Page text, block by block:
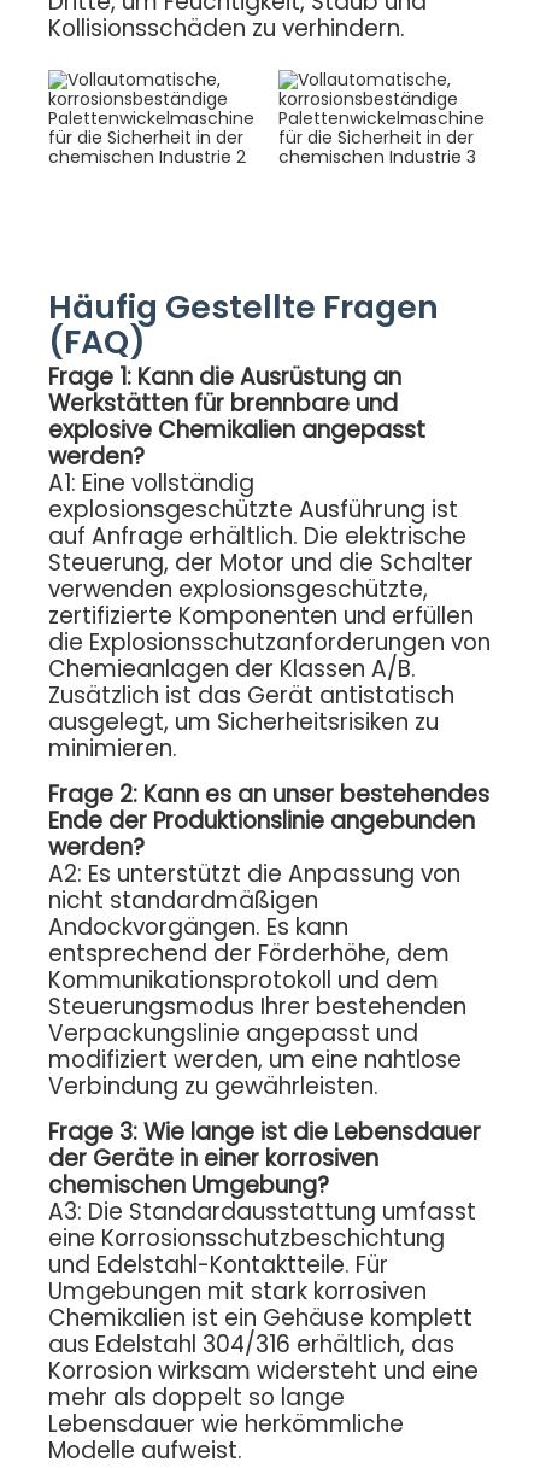
Kollisionsschäden zu verhindern.
Häufig Gestellte Fragen
(FAQ)
Frage 1: Kann die Ausrüstung an
Werkstätten für brennbare und
explosive Chemikalien angepasst
werden?
A1: Eine vollständig
explosionsgeschützte Ausführung ist
auf Anfrage erhältlich. Die elektrische
Steuerung, der Motor und die Schalter
verwenden explosionsgeschützte,
zertifizierte Komponenten und erfüllen
die Explosionsschutzanforderungen von
Chemieanlagen der Klassen A/B.
Zusätzlich ist das Gerät antistatisch
ausgelegt, um Sicherheitsrisiken zu
minimieren.
Frage 2: Kann es an unser bestehendes
Ende der Produktionslinie angebunden
werden?
A2: Es unterstützt die Anpassung von
nicht standardmäßigen
Andockvorgängen. Es kann
entsprechend der Förderhöhe, dem
Kommunikationsprotokoll und dem
Steuerungsmodus Ihrer bestehenden
Verpackungslinie angepasst und
modifiziert werden, um eine nahtlose
Verbindung zu gewährleisten.
Frage 3: Wie lange ist die Lebensdauer
der Geräte in einer korrosiven
chemischen Umgebung?
A3: Die Standardausstattung umfasst
eine Korrosionsschutzbeschichtung
und Edelstahl-Kontaktteile. Für
Umgebungen mit stark korrosiven
Chemikalien ist ein Gehäuse komplett
aus Edelstahl 304/316 erhältlich, das
Korrosion wirksam widersteht und eine
mehr als doppelt so lange
Lebensdauer wie herkömmliche
Modelle aufweist.